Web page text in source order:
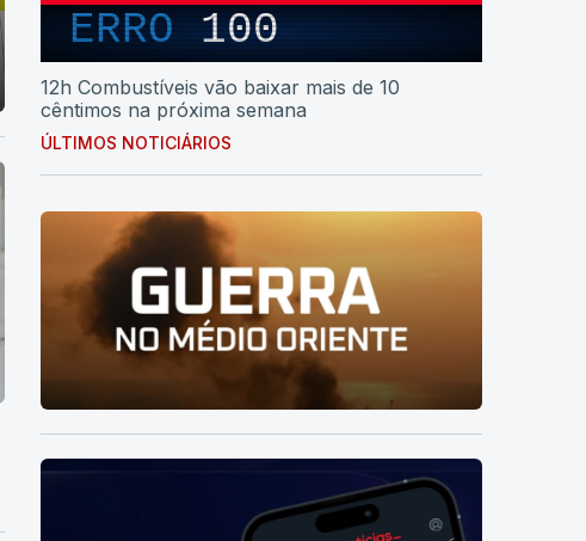
ERRO100
12h Combustíveis vão baixar mais de 10
cêntimos na próxima semana
ÚLTIMOS NOTICIÁRIOS